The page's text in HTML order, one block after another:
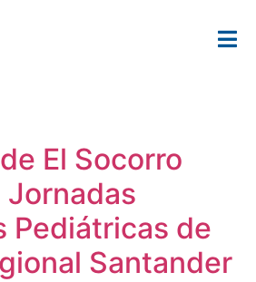
El Socorro
Jornadas
Pediátricas de
Santander